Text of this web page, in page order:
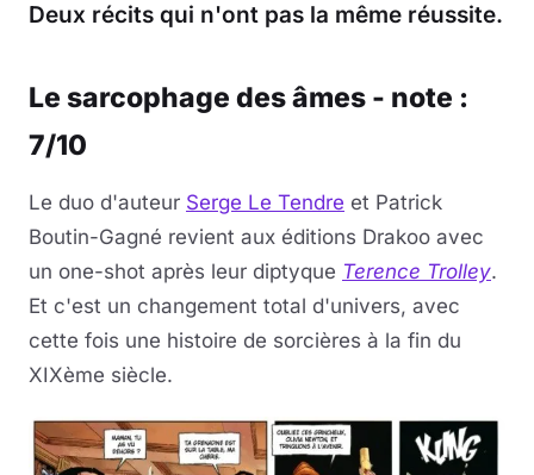
Jeux vidéo
Jeux de société
Musique
Sortir
Sciences & Tech
Deux récits qui n'ont pas la même réussite.
Le sarcophage des âmes - note :
7/10
Le duo d'auteur Serge Le Tendre et Patrick
Boutin-Gagné revient aux éditions Drakoo avec
un one-shot après leur diptyque Terence Trolley.
Et c'est un changement total d'univers, avec
cette fois une histoire de sorcières à la fin du
XIXème siècle.